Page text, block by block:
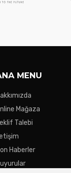
MENU
Mağaza
Talebi
Haberler